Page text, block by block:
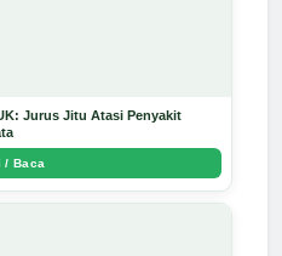
Jurus Jitu Atasi Penyakit
/ Baca